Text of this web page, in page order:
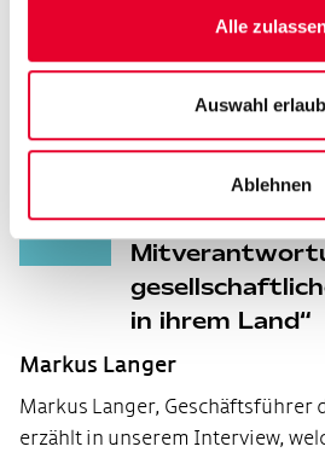
Alle
Auswahl
Ablehnen
Interviews &
zum Thema
Demokratie
Unternehmen
in ihrem Land
Markus Langer
Markus Langer, Geschäftsführer
erzählt in unserem Interview,